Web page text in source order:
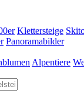
Klettersteige
Panoramabilder
Alpentiere